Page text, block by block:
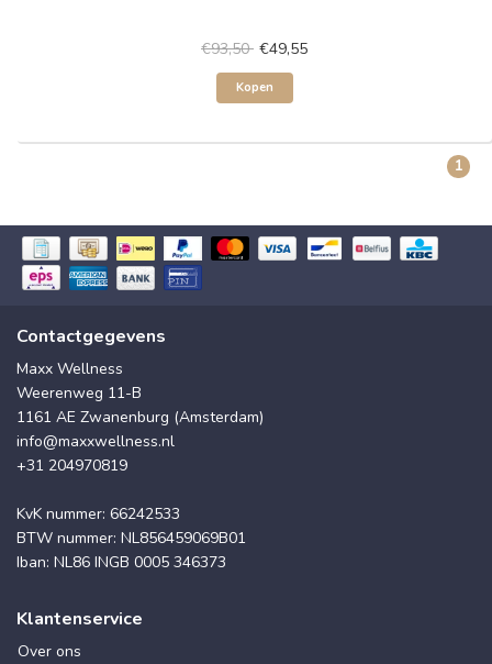
€93,50 €49,55
Kopen
1
Contactgegevens
Maxx Wellness
Weerenweg 11-B
1161 AE Zwanenburg (Amsterdam)
info@maxxwellness.nl
+31 204970819
KvK nummer: 66242533
BTW nummer: NL856459069B01
Iban: NL86 INGB 0005 346373
Klantenservice
Over ons